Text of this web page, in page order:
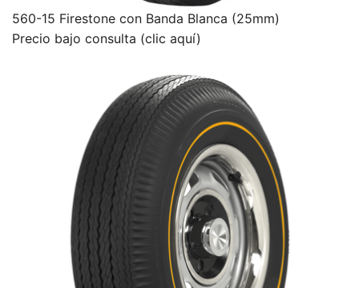
560-15 Firestone con Banda Blanca (25mm)
Precio bajo consulta (clic aquí)